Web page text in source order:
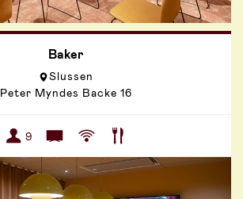
Baker
Slussen
Peter Myndes Backe 16
9